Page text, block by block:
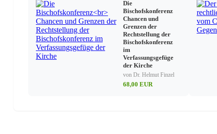
Grundzüge der neuen Kapitalertragsteuer
Die Übergangslösung zur Kirchensteuer auf
Die Rechtslage seit dem 1.Januar 2015
Die
Bischofskonferenz
Chancen und
Grenzen der
Rechtstellung der
Bischofskonferenz
im
Verfassungsgefüge
der Kirche
von Dr. Helmut Finzel
68,00 EUR